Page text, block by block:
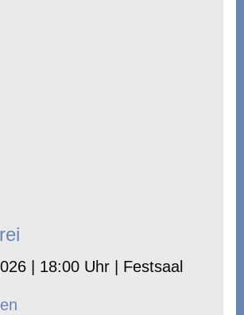
| 18:00 Uhr | Festsaal